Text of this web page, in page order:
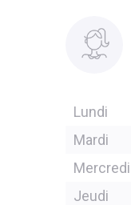
Lundi
Mardi
Mercredi
Jeudi